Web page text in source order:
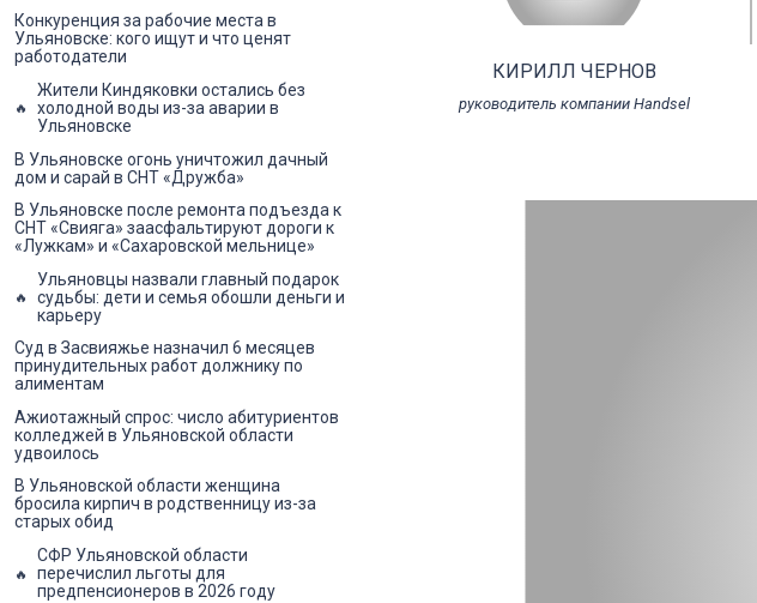
КИРИЛЛ ЧЕРНОВ
руководитель компании Handsel
Конкуренция за рабочие места в
Ульяновске: кого ищут и что ценят
работодатели
Жители Киндяковки остались без
холодной воды из-за аварии в
Ульяновске
В Ульяновске огонь уничтожил дачный
дом и сарай в СНТ «Дружба»
В Ульяновске после ремонта подъезда к
СНТ «Свияга» заасфальтируют дороги к
«Лужкам» и «Сахаровской мельнице»
Ульяновцы назвали главный подарок
судьбы: дети и семья обошли деньги и
карьеру
Суд в Засвияжье назначил 6 месяцев
принудительных работ должнику по
алиментам
Ажиотажный спрос: число абитуриентов
колледжей в Ульяновской области
удвоилось
В Ульяновской области женщина
бросила кирпич в родственницу из-за
старых обид
СФР Ульяновской области
перечислил льготы для
предпенсионеров в 2026 году